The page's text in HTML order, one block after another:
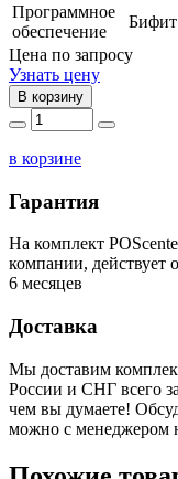
Программное
обеспечение
Бифит
Цена по запросу
Узнать цену
В корзину
в корзине
Гарантия
На комплект
компании, действует
6 месяцев
Доставка
Мы доставим
России и СНГ всего
чем вы думаете!
можно с менеджером